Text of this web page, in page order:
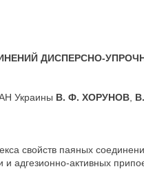
ДИСПЕРСНО-
Украины В. Ф. ХОРУНОВ
свойств паяных
адгезионно-активных